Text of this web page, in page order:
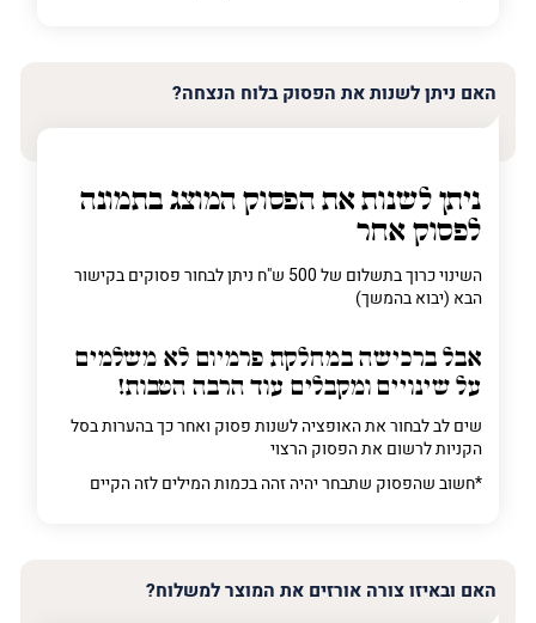
האם ניתן לשנות את הפסוק בלוח הנצחה?
ניתן לשנות את הפסוק המוצג בתמונה
לפסוק אחר
השינוי כרוך בתשלום של 500 ש"ח ניתן לבחור פסוקים בקישור
הבא (יבוא בהמשך)
אבל ברכישה במחלקת פרמיום לא משלמים
על שינויים ומקבלים עוד הרבה הטבות!
שים לב לבחור את האופציה לשנות פסוק ואחר כך בהערות בסל
הקניות לרשום את הפסוק הרצוי
*חשוב שהפסוק שתבחר יהיה זהה בכמות המילים לזה הקיים
האם ובאיזו צורה אורזים את המוצר למשלוח?